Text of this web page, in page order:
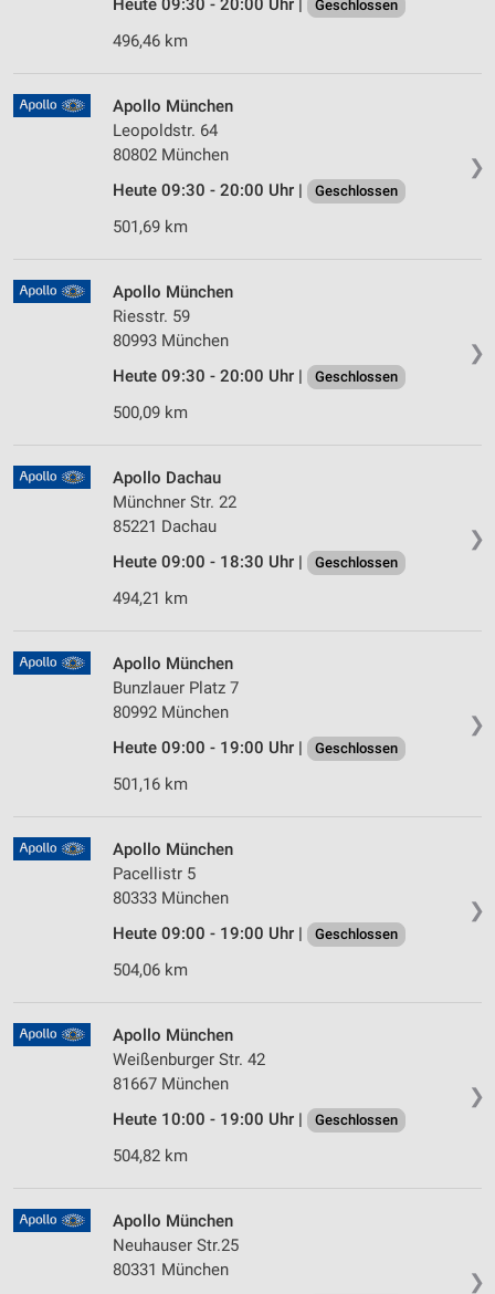
Heute 09:30 - 20:00 Uhr | Geschlossen
496,46 km
❯
Apollo München
Leopoldstr. 64
80802 München
Heute 09:30 - 20:00 Uhr |
Geschlossen
501,69 km
❯
Apollo München
Riesstr. 59
80993 München
Heute 09:30 - 20:00 Uhr |
Geschlossen
500,09 km
❯
Apollo Dachau
Münchner Str. 22
85221 Dachau
Heute 09:00 - 18:30 Uhr |
Geschlossen
494,21 km
❯
Apollo München
Bunzlauer Platz 7
80992 München
Heute 09:00 - 19:00 Uhr |
Geschlossen
501,16 km
❯
Apollo München
Pacellistr 5
80333 München
Heute 09:00 - 19:00 Uhr |
Geschlossen
504,06 km
❯
Apollo München
Weißenburger Str. 42
81667 München
Heute 10:00 - 19:00 Uhr |
Geschlossen
504,82 km
❯
Apollo München
Neuhauser Str.25
80331 München